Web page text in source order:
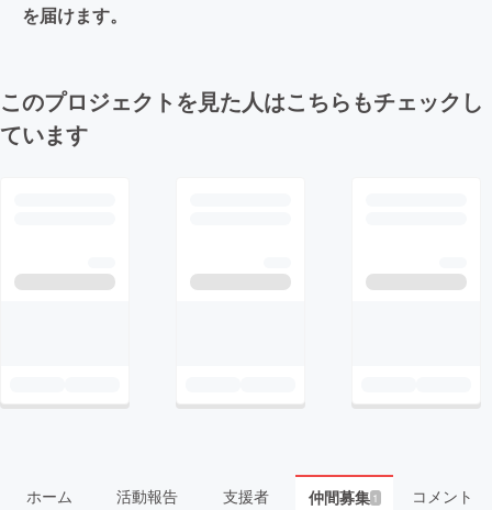
を届けます。
このプロジェクトを見た人はこちらもチェックし
ています
ホーム 活動報告 支援者 仲間募集 1 コメント